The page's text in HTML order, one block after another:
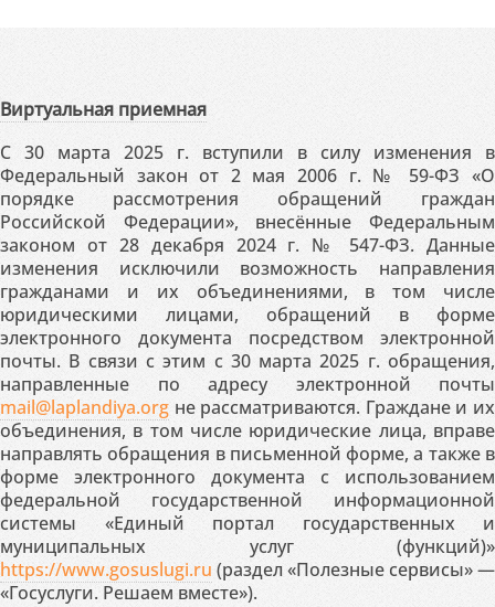
Виртуальная приемная
С 30 марта 2025 г. вступили в силу изменения в
Федеральный закон от 2 мая 2006 г. № 59-ФЗ «О
порядке рассмотрения обращений граждан
Российской Федерации», внесённые Федеральным
законом от 28 декабря 2024 г. № 547-ФЗ. Данные
изменения исключили возможность направления
гражданами и их объединениями, в том числе
юридическими лицами, обращений в форме
электронного документа посредством электронной
почты. В связи с этим с 30 марта 2025 г. обращения,
направленные по адресу электронной почты
mail@laplandiya.org не рассматриваются. Граждане и их
объединения, в том числе юридические лица, вправе
направлять обращения в письменной форме, а также в
форме электронного документа с использованием
федеральной государственной информационной
системы «Единый портал государственных и
муниципальных услуг (функций)»
https://www.gosuslugi.ru (раздел «Полезные сервисы» —
«Госуслуги. Решаем вместе»).